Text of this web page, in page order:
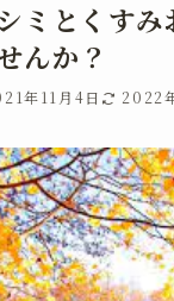
ミとくすみ
んか？
年11月4日 2022